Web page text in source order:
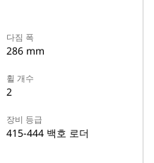
다짐 폭
286 mm
휠 개수
2
장비 등급
415-444 백호 로더